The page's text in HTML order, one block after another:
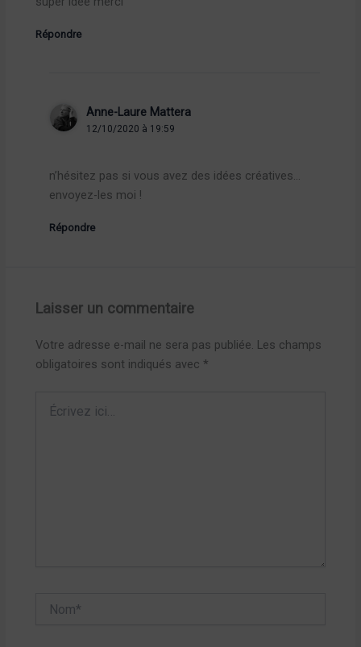
Répondre
Anne-Laure Mattera
12/10/2020 à 19:59
n’hésitez pas si vous avez des idées créatives…
envoyez-les moi !
Répondre
Laisser un commentaire
Votre adresse e-mail ne sera pas publiée. Les champs
obligatoires sont indiqués avec *
ici…